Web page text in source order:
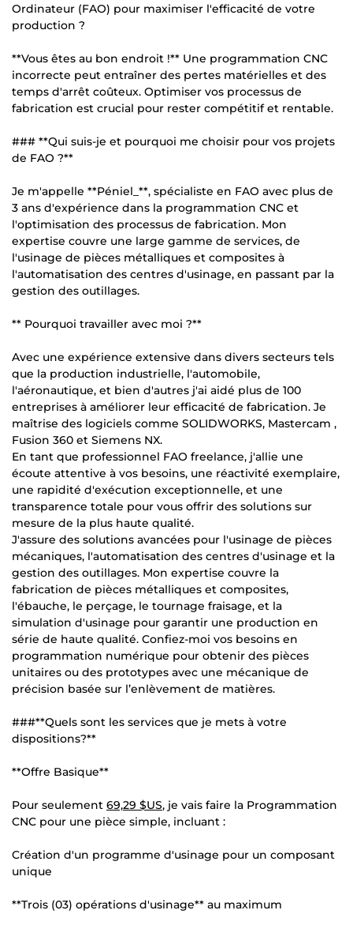
Ordinateur (FAO) pour maximiser l'efficacité de votre
production ?
**Vous êtes au bon endroit !** Une programmation CNC
incorrecte peut entraîner des pertes matérielles et des
temps d'arrêt coûteux. Optimiser vos processus de
fabrication est crucial pour rester compétitif et rentable.
### **Qui suis-je et pourquoi me choisir pour vos projets
de FAO ?**
Je m'appelle **Péniel_**, spécialiste en FAO avec plus de
3 ans d'expérience dans la programmation CNC et
l'optimisation des processus de fabrication. Mon
expertise couvre une large gamme de services, de
l'usinage de pièces métalliques et composites à
l'automatisation des centres d'usinage, en passant par la
gestion des outillages.
** Pourquoi travailler avec moi ?**
Avec une expérience extensive dans divers secteurs tels
que la production industrielle, l'automobile,
l'aéronautique, et bien d'autres j'ai aidé plus de 100
entreprises à améliorer leur efficacité de fabrication. Je
maîtrise des logiciels comme SOLIDWORKS, Mastercam ,
Fusion 360 et Siemens NX.
En tant que professionnel FAO freelance, j'allie une
écoute attentive à vos besoins, une réactivité exemplaire,
une rapidité d'exécution exceptionnelle, et une
transparence totale pour vous offrir des solutions sur
mesure de la plus haute qualité.
J'assure des solutions avancées pour l'usinage de pièces
mécaniques, l'automatisation des centres d'usinage et la
gestion des outillages. Mon expertise couvre la
fabrication de pièces métalliques et composites,
l'ébauche, le perçage, le tournage fraisage, et la
simulation d'usinage pour garantir une production en
série de haute qualité. Confiez-moi vos besoins en
programmation numérique pour obtenir des pièces
unitaires ou des prototypes avec une mécanique de
précision basée sur l’enlèvement de matières.
###**Quels sont les services que je mets à votre
dispositions?**
**Offre Basique**
Pour seulement 69,29 $US, je vais faire la Programmation
CNC pour une pièce simple, incluant :
Création d'un programme d'usinage pour un composant
unique
**Trois (03) opérations d'usinage** au maximum